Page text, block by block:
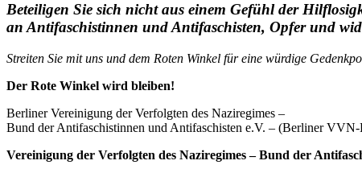
Beteiligen Sie sich nicht aus einem Gefühl der
an Antifaschistinnen und Antifaschisten, Opfer und
Streiten Sie mit uns und dem Roten Winkel für eine würdige
Der Rote Winkel wird bleiben!
Berliner Vereinigung der Verfolgten des Naziregimes –
Bund der Antifaschistinnen und Antifaschisten e.V. – (Berliner
Vereinigung der Verfolgten des Naziregimes – Bund der